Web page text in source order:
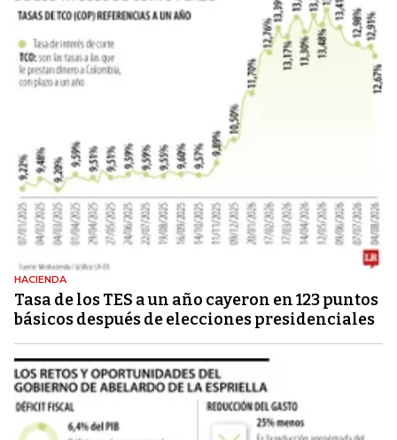
HACIENDA
Tasa de los TES a un año cayeron en 123 puntos
básicos después de elecciones presidenciales